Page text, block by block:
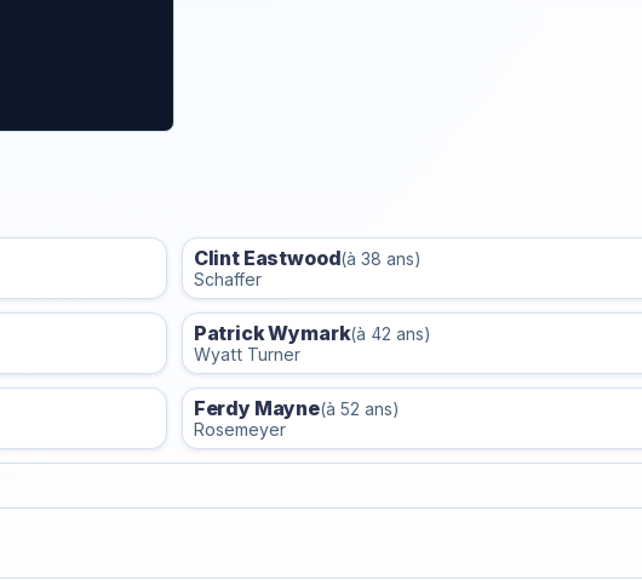
Clint Eastwood(à 38 ans)
Schaffer
Patrick Wymark(à 42 ans)
Wyatt Turner
Ferdy Mayne(à 52 ans)
Rosemeyer